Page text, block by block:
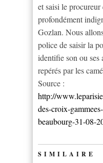
et saisi le
profondément
Gozlan. Nous
police de saisir la
identifie son ou ses
repérés par les
Source :
http://
des-croix-
beaubourg-31-08-
SIMILAIRE